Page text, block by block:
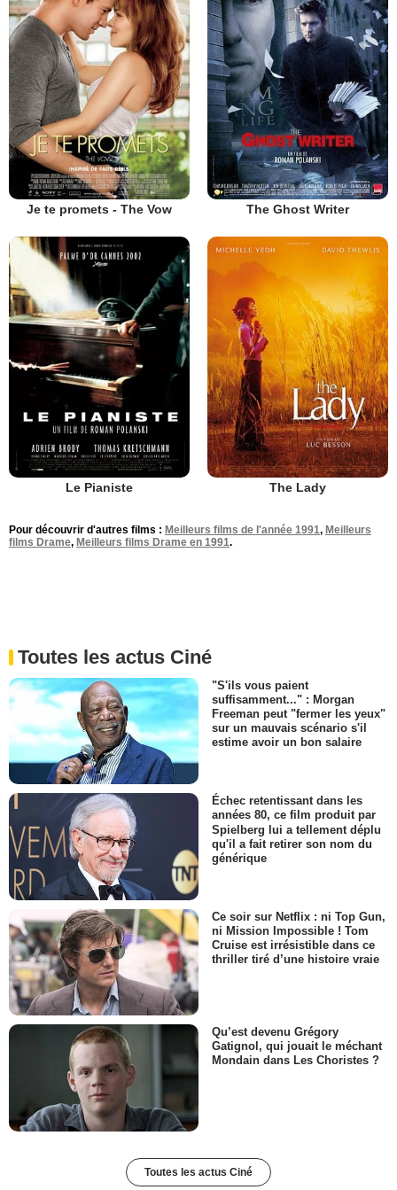
Je te promets - The Vow The Ghost Writer
Le Pianiste The Lady
Pour découvrir d'autres films : Meilleurs films de l'année 1991, Meilleurs
films Drame, Meilleurs films Drame en 1991.
Toutes les actus Ciné
"S'ils vous paient
suffisamment..." : Morgan
Freeman peut "fermer les yeux"
sur un mauvais scénario s'il
estime avoir un bon salaire
Échec retentissant dans les
années 80, ce film produit par
Spielberg lui a tellement déplu
qu'il a fait retirer son nom du
générique
Ce soir sur Netflix : ni Top Gun,
ni Mission Impossible ! Tom
Cruise est irrésistible dans ce
thriller tiré d’une histoire vraie
Qu’est devenu Grégory
Gatignol, qui jouait le méchant
Mondain dans Les Choristes ?
Toutes les actus Ciné